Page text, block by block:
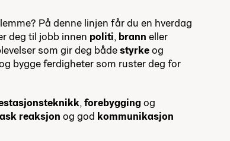
På denne linjen får du en hverdag
deg til jobb innen politi, brann eller
som gir deg bådestyrkeog
bygge ferdigheter som ruster deg for
,forebygging og
reaksjon og god kommunikasjon